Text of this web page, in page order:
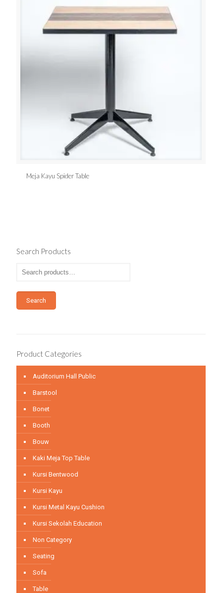
Meja Kayu Spider Table
Search Products
Search
Product Categories
Auditorium Hall Public
Barstool
Bonet
Booth
Bouw
Kaki Meja Top Table
Kursi Bentwood
Kursi Kayu
Kursi Metal Kayu Cushion
Kursi Sekolah Education
Non Category
Seating
Sofa
Table